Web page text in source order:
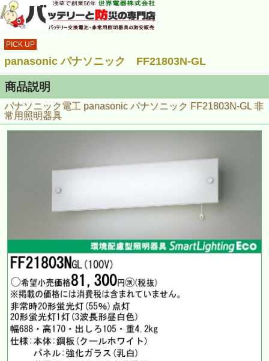
PICK UP
panasonic パナソニック FF21803N-GL
商品説明
パナソニック電工 panasonic パナソニック FF21803N-GL 非
常用照明器具